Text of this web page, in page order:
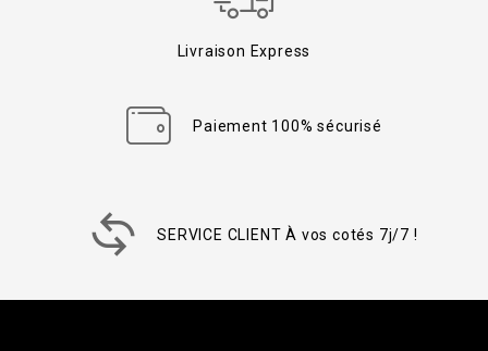
Livraison Express
Paiement 100% sécurisé
SERVICE CLIENT À vos cotés 7j/7 !